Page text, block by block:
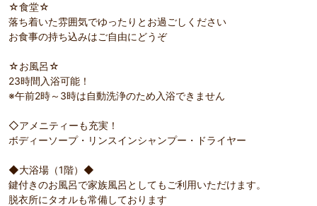
☆食堂☆
落ち着いた雰囲気でゆったりとお過ごしください
お食事の持ち込みはご自由にどうぞ
☆お風呂☆
23時間入浴可能！
※午前2時～3時は自動洗浄のため入浴できません
◇アメニティーも充実！
ボディーソープ・リンスインシャンプー・ドライヤー
◆大浴場（1階）◆
鍵付きのお風呂で家族風呂としてもご利用いただけます。
脱衣所にタオルも常備しております